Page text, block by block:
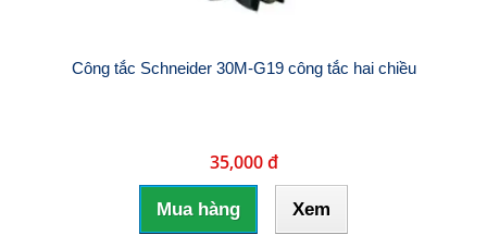
Công tắc Schneider 30M-G19 công tắc hai chiều
35,000 đ
Mua hàng Xem